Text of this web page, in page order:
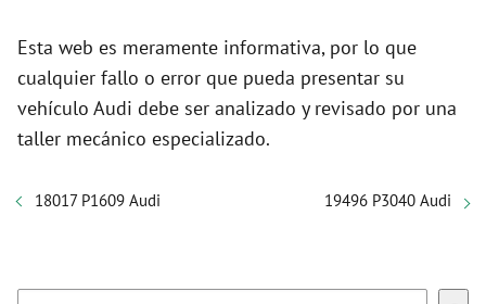
Esta web es meramente informativa, por lo que
cualquier fallo o error que pueda presentar su
vehículo Audi debe ser analizado y revisado por una
taller mecánico especializado.
18017 P1609 Audi 19496 P3040 Audi